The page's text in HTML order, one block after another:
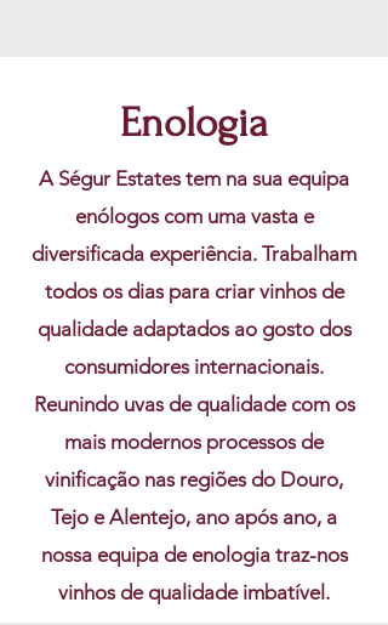
Enologia
A Ségur Estates tem na sua equipa
enólogos com uma vasta e
diversificada experiência. Trabalham
todos os dias para criar vinhos de
qualidade adaptados ao gosto dos
consumidores internacionais.
Reunindo uvas de qualidade com os
mais modernos processos de
vinificação nas regiões do Douro,
Tejo e Alentejo, ano após ano, a
nossa equipa de enologia traz-nos
vinhos de qualidade imbatível.